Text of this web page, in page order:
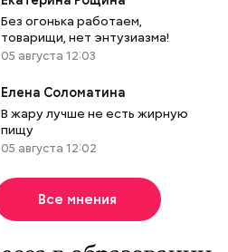
Без огонька работаем,
товарищи, нет энтузиазма!
05 августа 12:03
Елена Соломатина
В жару лучше не есть жирную
пищу
05 августа 12:02
Все мнения